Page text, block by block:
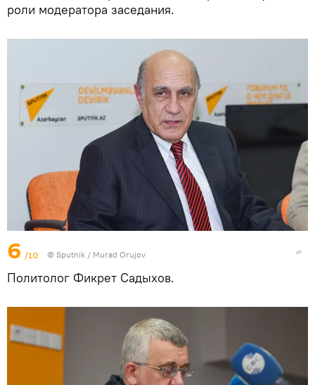
роли модератора заседания.
6 /10 © Sputnik / Murad Orujov
Политолог Фикрет Садыхов.